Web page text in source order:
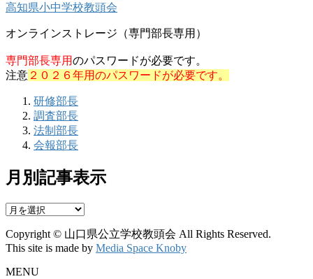
高知県小中学校教頭会
オンラインストレージ（専門部長専用）
専門部長専用のパスワードが必要です。
注意 ２０２６年用のパスワードが必要です。
研修部長
調査部長
法制部長
会報部長
月別記事表示
月
記
事
表
Copyright © 山口県公立学校教頭会 All Rights Reserved.
This site is made by Media Space Knoby
MENU